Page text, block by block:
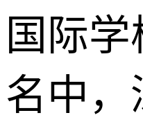
国际
名中，